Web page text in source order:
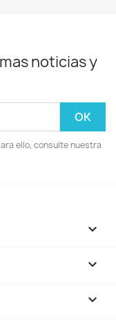
noticias y
ello, consulte nuestra


